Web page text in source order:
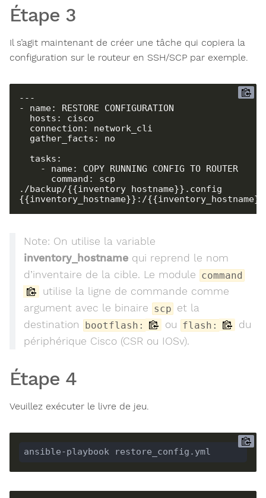
Étape 3
Il s’agit maintenant de créer une tâche qui copiera la
configuration sur le routeur en SSH/SCP par exemple.
---
- name: RESTORE CONFIGURATION
./backup/{{inventory_hostname}}.config
{{inventory_hostname}}:/
Note: On utilise la variable
inventory_hostnamequi reprend le nom
d’inventaire de la cible. Le module command
utilise la ligne de commande comme
argument avec le binaire scp et la
destination
bootflash: ou flash:
du
périphérique Cisco (CSR ou IOSv).
Étape 4
Veuillez exécuter le livre de jeu.
ansible-playbook restore_config.yml